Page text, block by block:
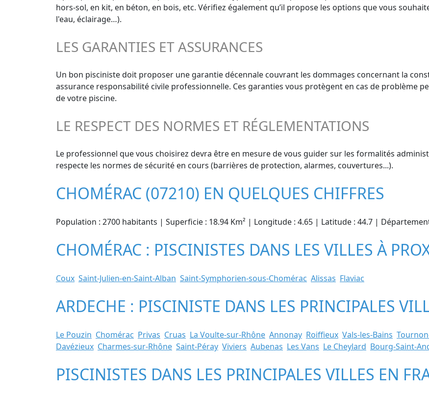
hors-sol, en kit, en béton, en bois, etc. Vérifiez également qu’il propose les options que vous
l'eau, éclairage…).
LES GARANTIES ET ASSURANCES
Un bon pisciniste doit proposer une garantie décennale couvrant les dommages concernant la
assurance responsabilité civile professionnelle. Ces garanties vous protègent en cas de problème
de votre piscine.
LE RESPECT DES NORMES ET RÉGLEMENTATIONS
Le professionnel que vous choisirez devra être en mesure de vous guider sur les formalités
respecte les normes de sécurité en cours (barrières de protection, alarmes, couvertures...).
CHOMÉRAC (07210) EN QUELQUES CHIFFRES
Population : 2700 habitants | Superficie : 18.94 Km² | Longitude : 4.65 | Latitude : 44.7 |
CHOMÉRAC : PISCINISTES DANS LES VILLES À
Coux Saint-Julien-en-Saint-Alban Saint-Symphorien-sous-Chomérac Alissas Flaviac
ARDECHE : PISCINISTE DANS LES PRINCIPALES
Le Pouzin Chomérac Privas Cruas La Voulte-sur-Rhône Annonay Roiffieux Vals-les-Bains
Davézieux Charmes-sur-Rhône Saint-Péray Viviers Aubenas Les Vans Le Cheylard Bourg-Saint-
PISCINISTES DANS LES PRINCIPALES VILLES EN